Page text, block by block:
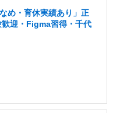
め・育休実績あり」正
迎・Figma習得・千代